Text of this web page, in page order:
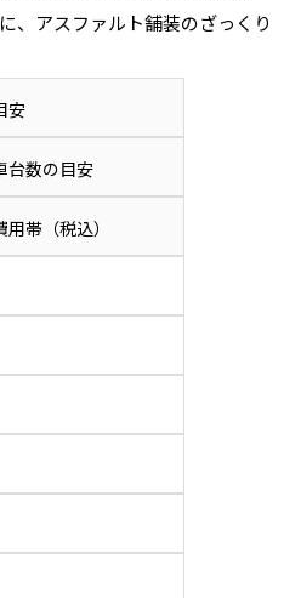
、アスファルト舗装のざっくり
安
台数の目安
帯（税込）